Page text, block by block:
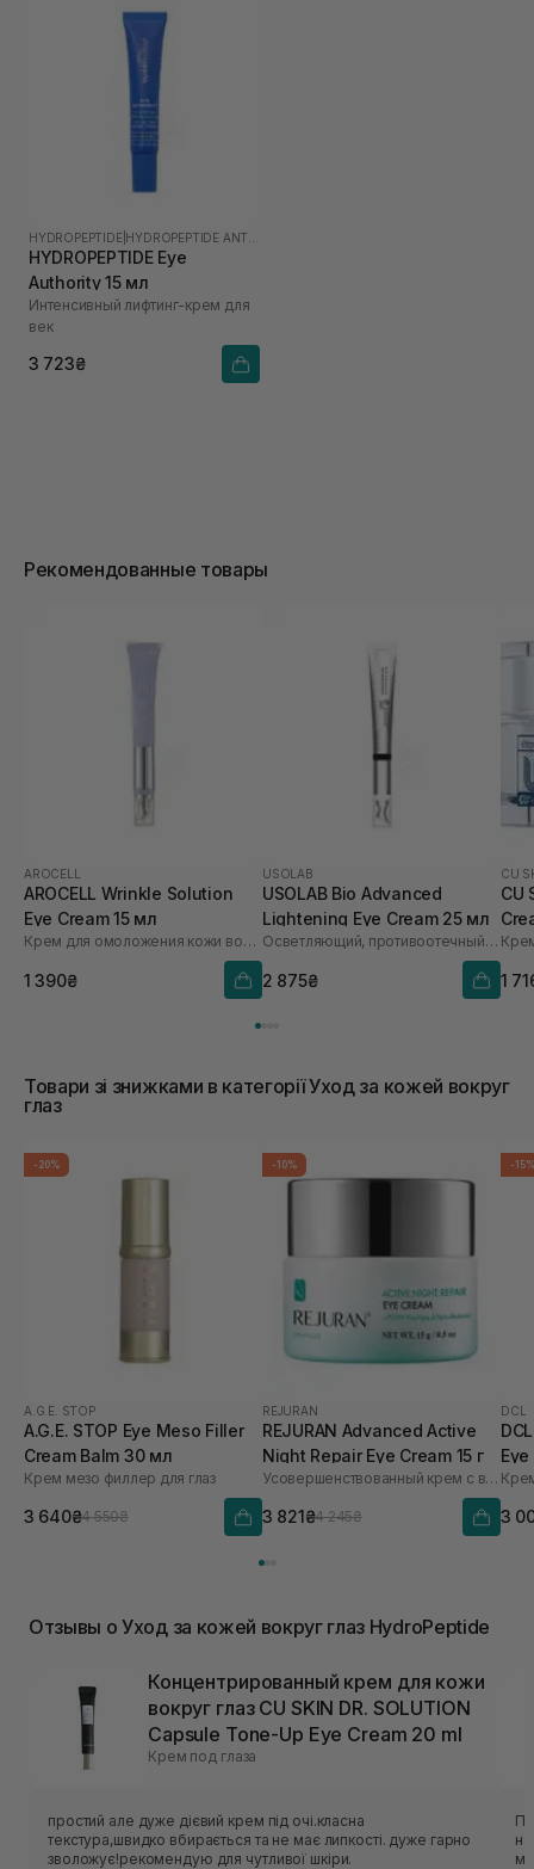
HYDROPEPTIDE
HYDROPEPTIDE Eye
Authority 15 мл
Интенсивный лифтинг-крем для
век
3 723₴
Рекомендованные товары
AROCELL
AROCELL Wrinkle Solution
Eye Cream 15 мл
Крем для омоложения кожи вокруг глаз
1 390₴
USOLAB
USOLAB Bio Advanced
Lightening Eye Cream 25 мл
Осветляющий, противоотечный и омолаживающий крем для глаз
2 875₴
CU
CU
1
Товари зі знижками в категорії Уход за кожей вокруг
глаз
-20%
A.G.E. STOP
A.G.E. STOP Eye Meso Filler
Cream Balm 30 мл
Крем мезо филлер для глаз
3 640₴4 550₴
-10%
REJURAN
REJURAN Advanced Active
Night Repair Eye Cream 15 г
Усовершенствованный крем с витамином C для восстановления кожи вокруг глаз
3 821₴4 245₴
-
DCL
3
Отзывы о Уход за кожей вокруг глаз HydroPeptide
Концентрированный крем для кожи
вокруг глаз CU SKIN DR. SOLUTION
Capsule Tone-Up Eye Cream 20 ml
Крем под глаза
простий але дуже дієвий крем під очі.класна
текстура,швидко вбирається та не має липкості. дуже гарно
зволожує!рекомендую для чутливої шкіри.
менш